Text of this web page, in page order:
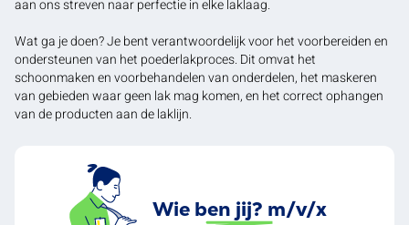
aan ons streven naar perfectie in elke laklaag.
Wat ga je doen? Je bent verantwoordelijk voor het voorbereiden en
ondersteunen van het poederlakproces. Dit omvat het
schoonmaken en voorbehandelen van onderdelen, het maskeren
van gebieden waar geen lak mag komen, en het correct ophangen
van de producten aan de laklijn.
Wie ben jij? m/v/x